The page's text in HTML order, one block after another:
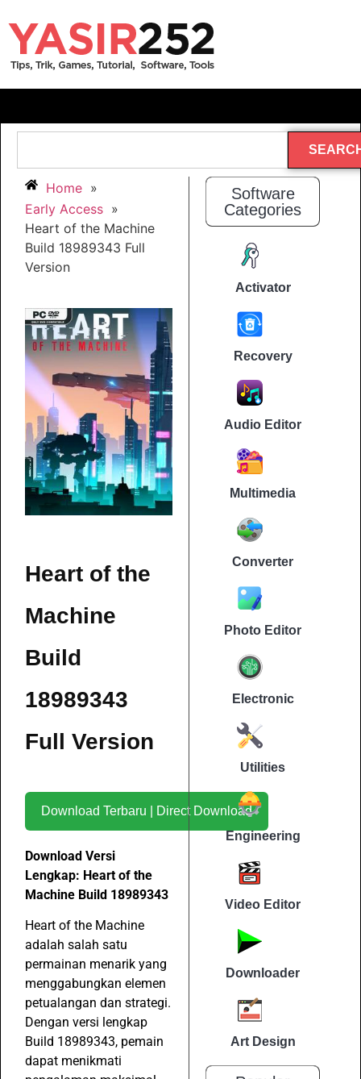
Home »
Early Access »
Heart of the Machine
Build 18989343 Full
Version
Heart of the
Machine
Build
18989343
Full Version
Download Terbaru | Direct Download
Download Versi
Lengkap: Heart of the
Machine Build 18989343
Heart of the Machine
adalah salah satu
permainan menarik yang
menggabungkan elemen
petualangan dan strategi.
Dengan versi lengkap
Build 18989343, pemain
dapat menikmati
Software
Categories
Activator
Recovery
Audio Editor
Multimedia
Converter
Photo Editor
Electronic
Utilities
Engineering
Video Editor
Downloader
Art Design